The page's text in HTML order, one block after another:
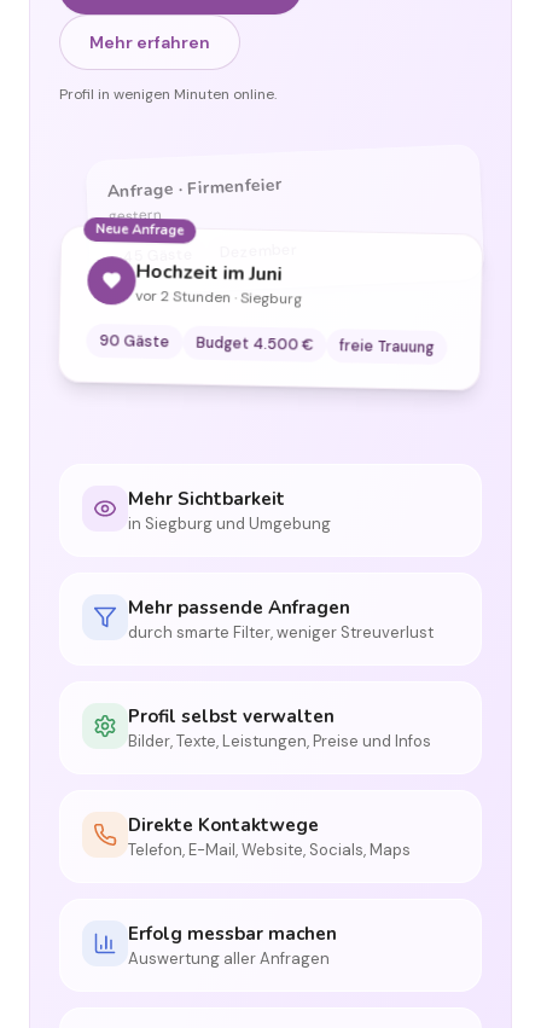
Mehr erfahren
Profil in wenigen Minuten online.
Anfrage · Firmenfeier
gestern
45 Gäste
Neue Anfrage
Hochzeit im Juni
vor 2 Stunden · Siegburg
90 Gäste Budget 4.500 € freie Trauung
Mehr Sichtbarkeit
in Siegburg und Umgebung
Mehr passende Anfragen
durch smarte Filter, weniger Streuverlust
Profil selbst verwalten
Bilder, Texte, Leistungen, Preise und Infos
Direkte Kontaktwege
Telefon, E-Mail, Website, Socials, Maps
Erfolg messbar machen
Auswertung aller Anfragen